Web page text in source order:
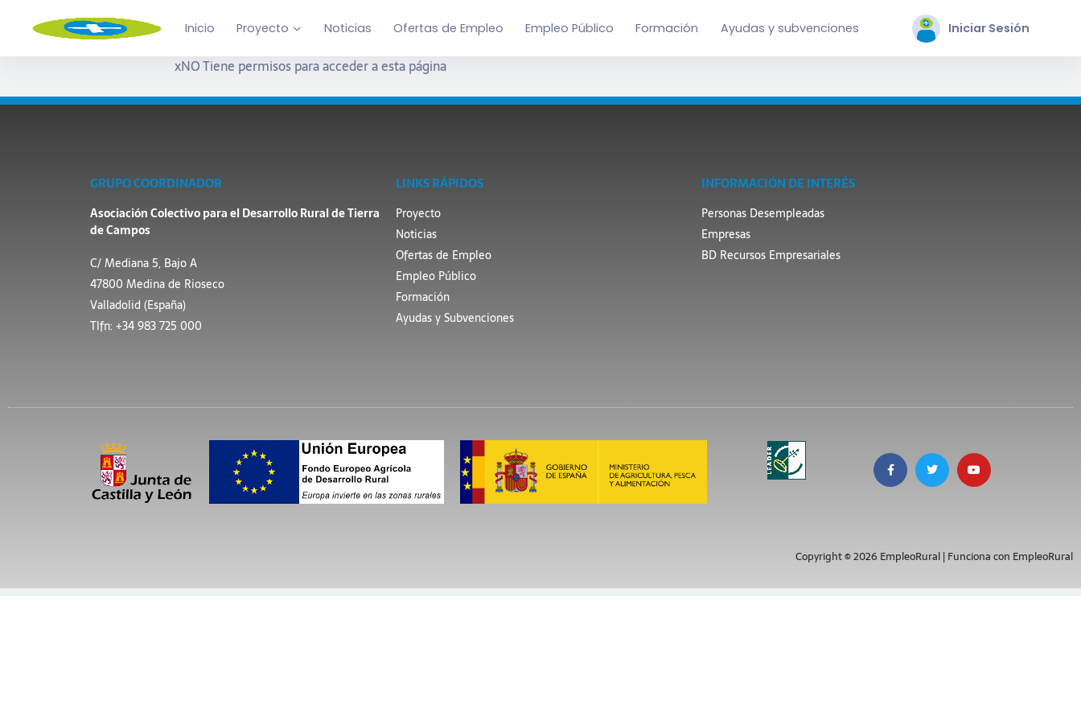
Inicio Proyecto Noticias Ofertas de Empleo Empleo Público Formación Ayudas y subvenciones Iniciar Sesión
xNO Tiene permisos para acceder a esta página
GRUPO COORDINADOR
Asociación Colectivo para el Desarrollo Rural de Tierra
de Campos
C/ Mediana 5, Bajo A
47800 Medina de Rioseco
Valladolid (España)
Tlfn: +34 983 725 000
LINKS RÁPIDOS
Proyecto
Noticias
Ofertas de Empleo
Empleo Público
Formación
Ayudas y Subvenciones
INFORMACIÓN DE INTERÉS
Personas Desempleadas
Empresas
BD Recursos Empresariales
Copyright © 2026 EmpleoRural | Funciona con EmpleoRural